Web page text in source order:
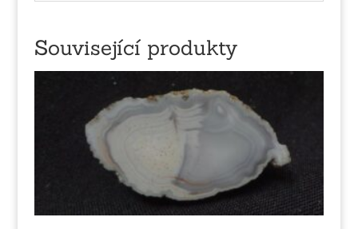
Související produkty